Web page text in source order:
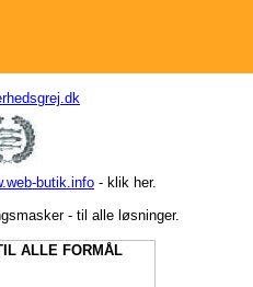
butik.info - klik her.
- til alle løsninger.